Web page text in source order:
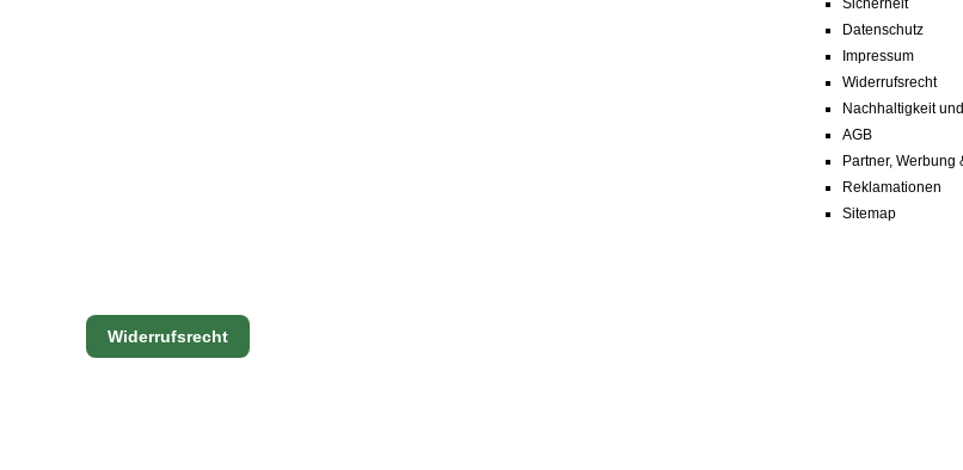
Sicherheit
Datenschutz
Impressum
Widerrufsrecht
Nachhaltigkeit
AGB
Partner, Werbung
Reklamationen
Sitemap
Widerrufsrecht